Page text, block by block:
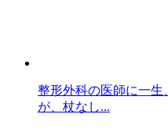
整形外科の医師に一
が、杖なし...